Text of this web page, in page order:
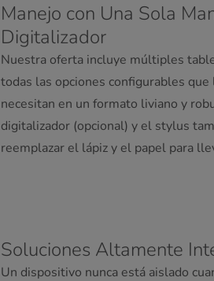
Manejo con Una Sola
Digitalizador
Nuestra oferta incluye múltiples
todas las opciones configurables
necesitan en un formato liviano y
digitalizador (opcional) y el stylus
reemplazar el lápiz y el papel para
Soluciones Altamente
Un dispositivo nunca está aislado